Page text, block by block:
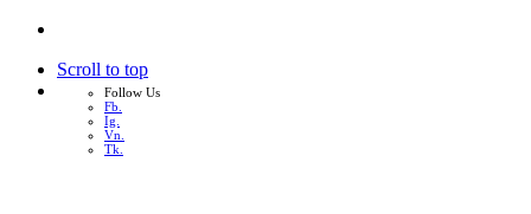
Scroll to top
Follow Us
Fb.
Ig.
Vn.
Tk.